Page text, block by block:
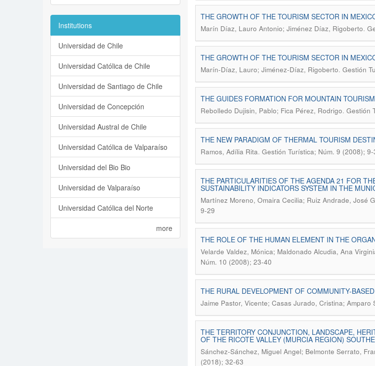
THE GROWTH OF THE TOURISM SECTOR IN
Marín Díaz, Lauro Antonio; Jiménez Díaz, Rigoberto.
THE GROWTH OF THE TOURISM SECTOR IN
Marín-Díaz, Lauro; Jiménez-Díaz, Rigoberto. Gestión
THE GUIDES FORMATION FOR MOUNTAIN
Rebolledo Dujisin, Pablo; Fica Pérez, Rodrigo. Gestión
THE NEW PARADIGM OF THERMAL TOURISM
Ramos, Adília Rita. Gestión Turística; Núm. 9 (2008); 9-
THE PARTICULARITIES OF THE AGENDA 21 FOR
SUSTAINABILITY INDICATORS SYSTEM IN THE
Martínez Moreno, Omaira Cecilia; Ruiz Andrade, José
9-29
THE ROLE OF THE HUMAN ELEMENT IN THE
Velarde Valdez, Mónica; Maldonado Alcudia, Ana
Núm. 10 (2008); 23-40
THE RURAL DEVELOPMENT OF COMMUNITY-
Jaime Pastor, Vicente; Casas Jurado, Cristina; Amparo
THE TERRITORY CONJUNCTION, LANDSCAPE,
OF THE RICOTE VALLEY (MURCIA REGION)
Sánchez-Sánchez, Miguel Angel; Belmonte Serrato,
(2018); 32-63
Institutions
Universidad de Chile
Universidad Católica de Chile
Universidad de Santiago de Chile
Universidad de Concepción
Universidad Austral de Chile
Universidad Católica de Valparaíso
Universidad del Bio Bio
Universidad de Valparaíso
Universidad Católica del Norte
more